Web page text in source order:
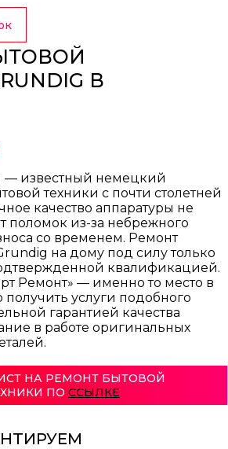
В
— известный немецкий
техники с почти столетней
качество аппаратуры не
поломок из-за небрежного
со временем. Ремонт
на дому под силу только
квалификацией.
Ремонт» — именно то место в
услуги подобного
гарантией качества
в работе оригинальных
НА РЕМОНТ БЫТОВОЙ
ПО ССЫЛКЕ